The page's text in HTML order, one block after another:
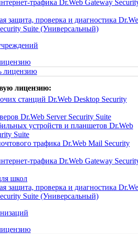
трафика
Dr.Web Gateway
защита, проверка и диагностика
Suite (Универсальный)
лицензию
лицензию:
станций Dr.Web Desktop Security
Dr.Web Server Security Suite
устройств и планшетов Dr.Web
Suite
трафика Dr.Web Mail Security
трафика Dr.Web Gateway
школ
защита, проверка и диагностика
Suite (Универсальный)